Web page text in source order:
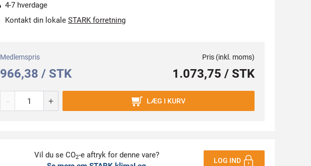
4-7 hverdage
Kontakt din lokale STARK forretning
Medlemspris
966,38 / STK
Pris (inkl. moms)
1.073,75 / STK
- + LÆG I KURV
Vil du se CO2-e aftryk for denne vare?
LOG IND